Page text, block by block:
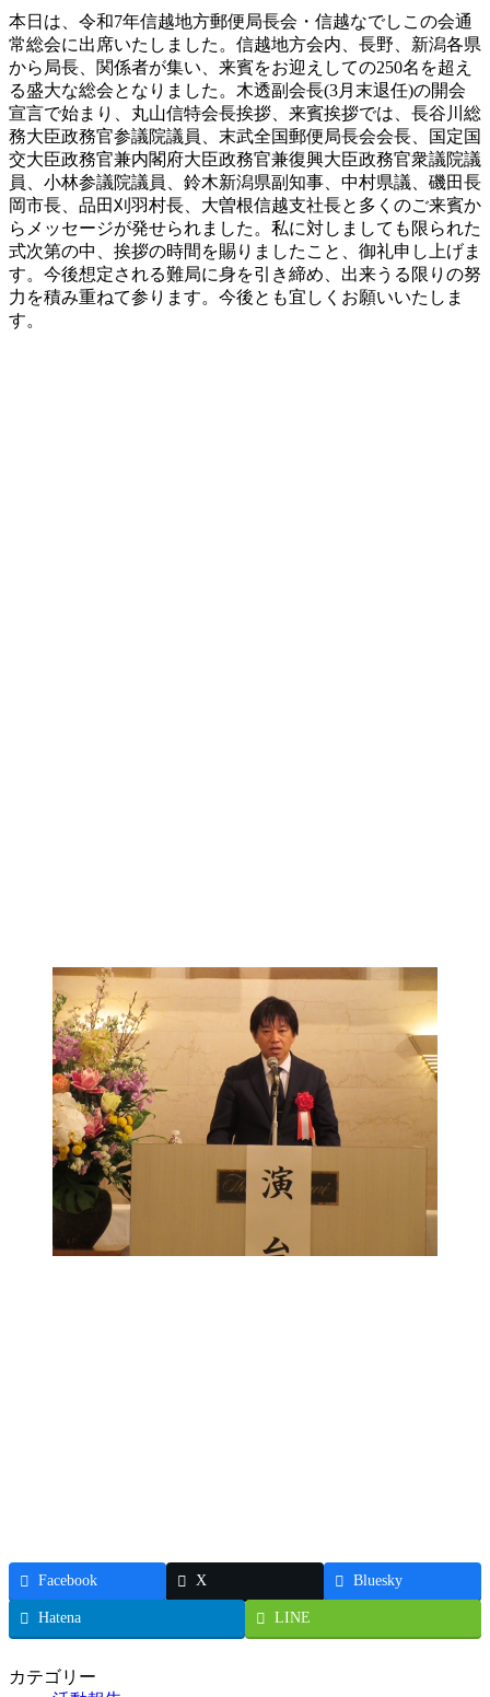
新
日
時
:
本日は、令和7年信越地方郵便局長会・信越なでしこの会通
常総会に出席いたしました。信越地方会内、長野、新潟各県
から局長、関係者が集い、来賓をお迎えしての250名を超え
る盛大な総会となりました。木透副会長(3月末退任)の開会
宣言で始まり、丸山信特会長挨拶、来賓挨拶では、長谷川総
務大臣政務官参議院議員、末武全国郵便局長会会長、国定国
交大臣政務官兼内閣府大臣政務官兼復興大臣政務官衆議院議
員、小林参議院議員、鈴木新潟県副知事、中村県議、磯田長
岡市長、品田刈羽村長、大曽根信越支社長と多くのご来賓か
らメッセージが発せられました。私に対しましても限られた
式次第の中、挨拶の時間を賜りましたこと、御礼申し上げま
す。今後想定される難局に身を引き締め、出来うる限りの努
力を積み重ねて参ります。今後とも宜しくお願いいたしま
す。
Facebook X Bluesky
Hatena LINE
カテゴリー